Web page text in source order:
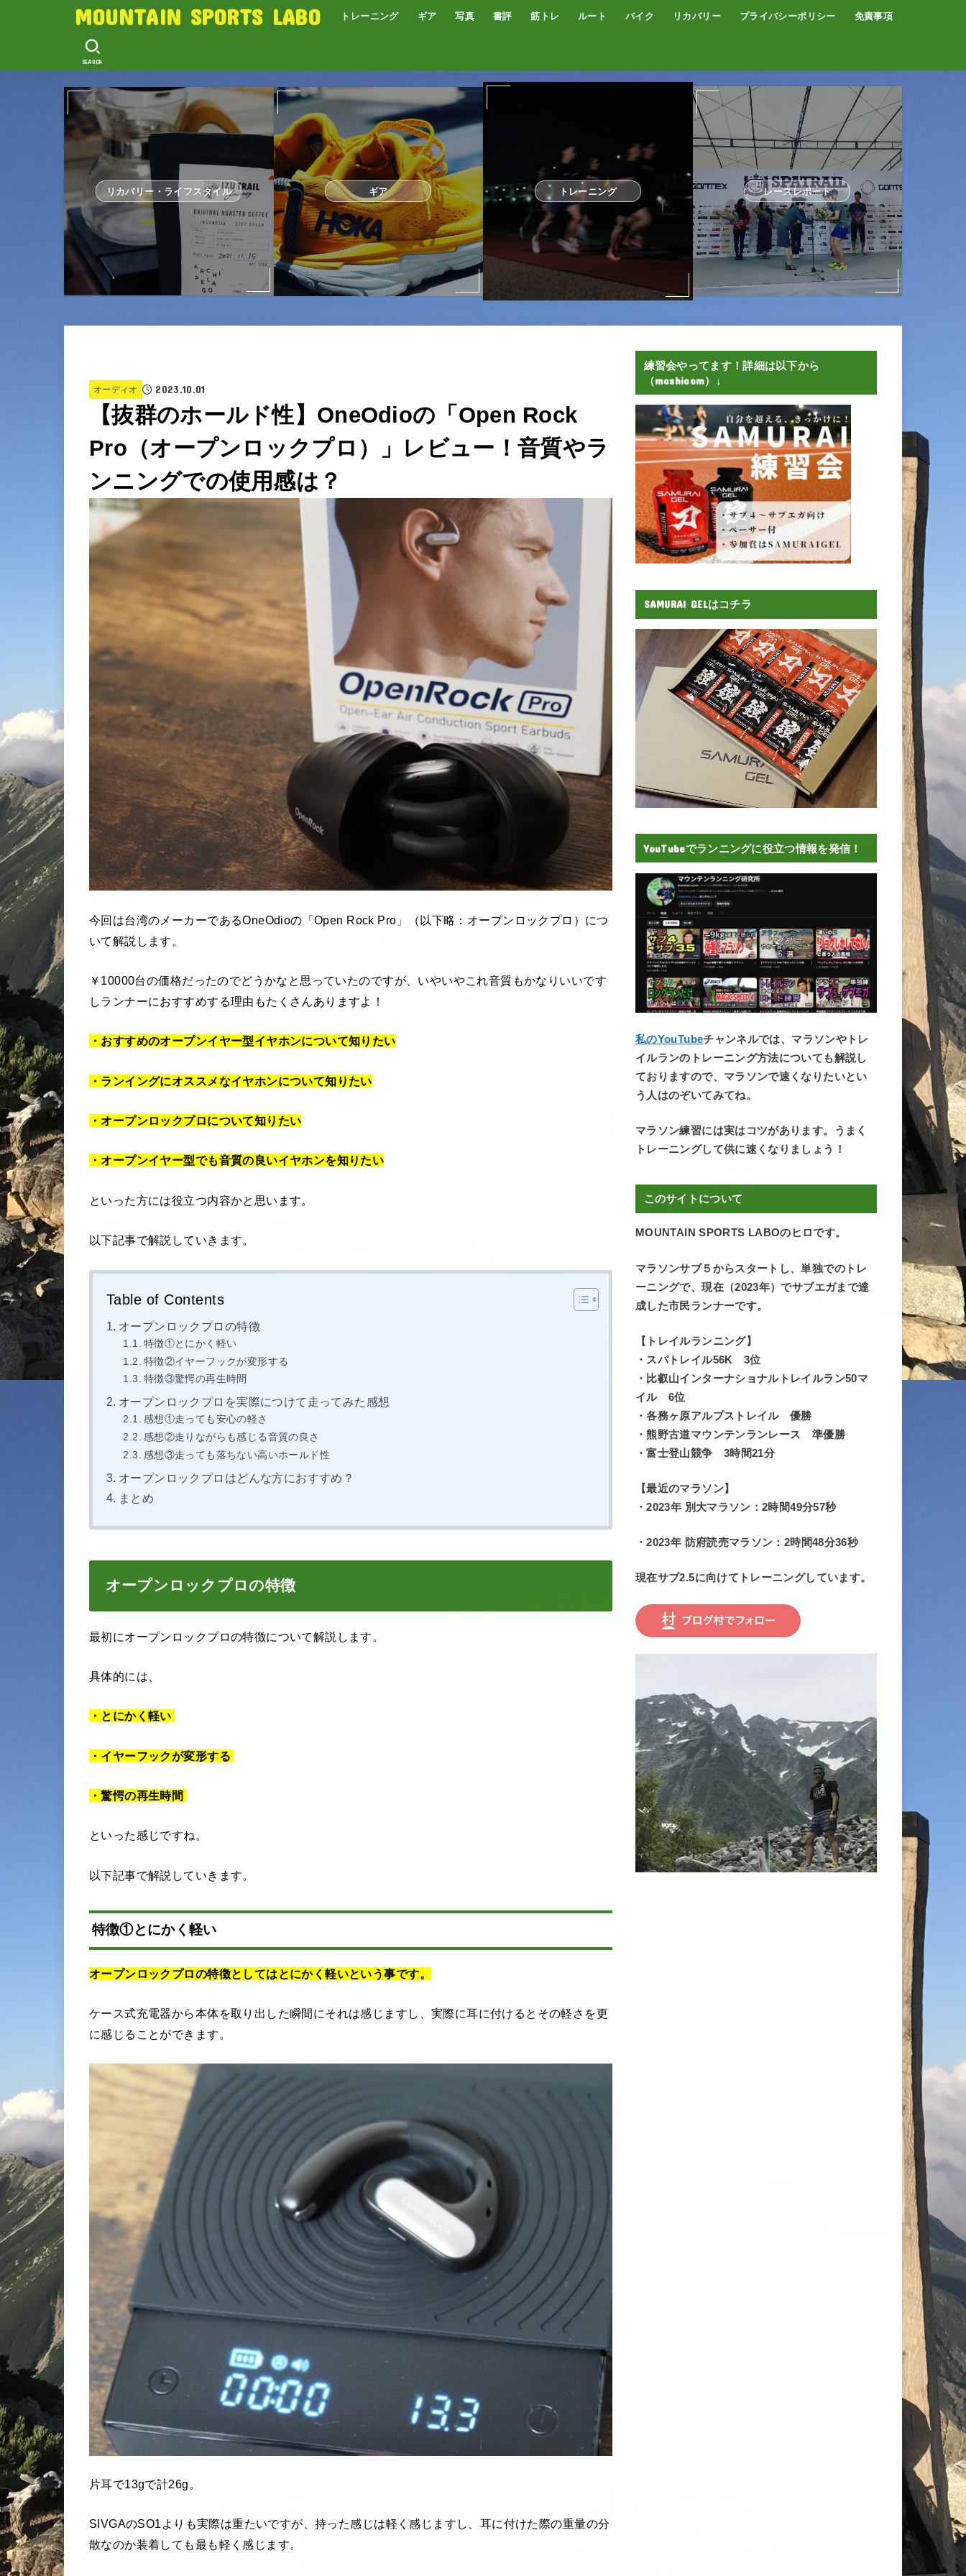
MOUNTAIN SPORTS LABO トレーニング ギア 写真 書評 筋トレ ルート バイク リカバリー プライバシーポリシー 免責事項
SEARCH
リカバリー・ライフスタイル ギア トレーニング レースレポート
オーディオ 2023.10.01
【抜群のホールド性】OneOdioの「Open Rock
Pro（オープンロックプロ）」レビュー！音質やラ
ンニングでの使用感は？
今回は台湾のメーカーであるOneOdioの「Open Rock Pro」（以下略：オープンロックプロ）につ
いて解説します。
￥10000台の価格だったのでどうかなと思っていたのですが、いやいやこれ音質もかなりいいです
しランナーにおすすめする理由もたくさんありますよ！
・おすすめのオープンイヤー型イヤホンについて知りたい
・ランイングにオススメなイヤホンについて知りたい
・オープンロックプロについて知りたい
・オープンイヤー型でも音質の良いイヤホンを知りたい
といった方には役立つ内容かと思います。
以下記事で解説していきます。
Table of Contents
オープンロックプロの特徴
特徴①とにかく軽い
特徴②イヤーフックが変形する
特徴③驚愕の再生時間
オープンロックプロを実際につけて走ってみた感想
感想①走っても安心の軽さ
感想②走りながらも感じる音質の良さ
感想③走っても落ちない高いホールド性
オープンロックプロはどんな方におすすめ？
まとめ
オープンロックプロの特徴
最初にオープンロックプロの特徴について解説します。
具体的には、
・とにかく軽い
・イヤーフックが変形する
・驚愕の再生時間
といった感じですね。
以下記事で解説していきます。
特徴①とにかく軽い
オープンロックプロの特徴としてはとにかく軽いという事です。
ケース式充電器から本体を取り出した瞬間にそれは感じますし、実際に耳に付けるとその軽さを更
に感じることができます。
片耳で13gで計26g。
SIVGAのSO1よりも実際は重たいですが、持った感じは軽く感じますし、耳に付けた際の重量の分
散なのか装着しても最も軽く感じます。
練習会やってます！詳細は以下から
（moshicom）↓
SAMURAI GELはコチラ
YouTubeでランニングに役立つ情報を発信！
私のYouTubeチャンネルでは、マラソンやトレ
イルランのトレーニング方法についても解説し
ておりますので、マラソンで速くなりたいとい
う人はのぞいてみてね。
マラソン練習には実はコツがあります。うまく
トレーニングして供に速くなりましょう！
このサイトについて
MOUNTAIN SPORTS LABOのヒロです。
マラソンサブ５からスタートし、単独でのトレ
ーニングで、現在（2023年）でサブエガまで達
成した市民ランナーです。
【トレイルランニング】
・スパトレイル56K 3位
・比叡山インターナショナルトレイルラン50マ
イル 6位
・各務ヶ原アルプストレイル 優勝
・熊野古道マウンテンランレース 準優勝
・富士登山競争 3時間21分
【最近のマラソン】
・2023年 別大マラソン：2時間49分57秒
・2023年 防府読売マラソン：2時間48分36秒
現在サブ2.5に向けてトレーニングしています。